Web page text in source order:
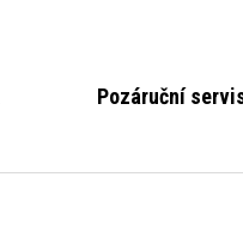
Pozáruční